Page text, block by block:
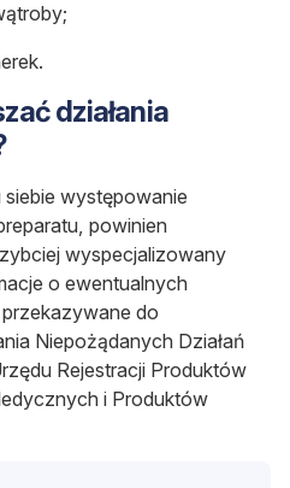
działania
występowanie
powinien
wyspecjalizowany
o ewentualnych
do
Niepożądanych Działań
Rejestracji Produktów
i Produktów